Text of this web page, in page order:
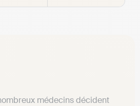
médecins décident